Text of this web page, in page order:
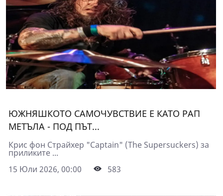
ЮЖНЯШКОТО САМОЧУВСТВИЕ Е КАТО РАП
МЕТЪЛА - ПОД ПЪТ...
Крис фон Страйхер "Captain" (The Supersuckers) за
приликите ...
15 Юли 2026, 00:00
583